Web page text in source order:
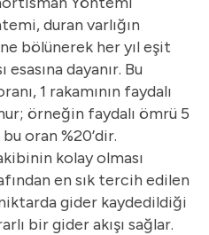
duran varlığın
bölünerek her yıl eşit
dayanır. Bu
1 rakamının faydalı
örneğin faydalı ömrü 5
oran %20’dir.
kolay olması
en sık tercih edilen
gider kaydedildiği
bir gider akışı sağlar.